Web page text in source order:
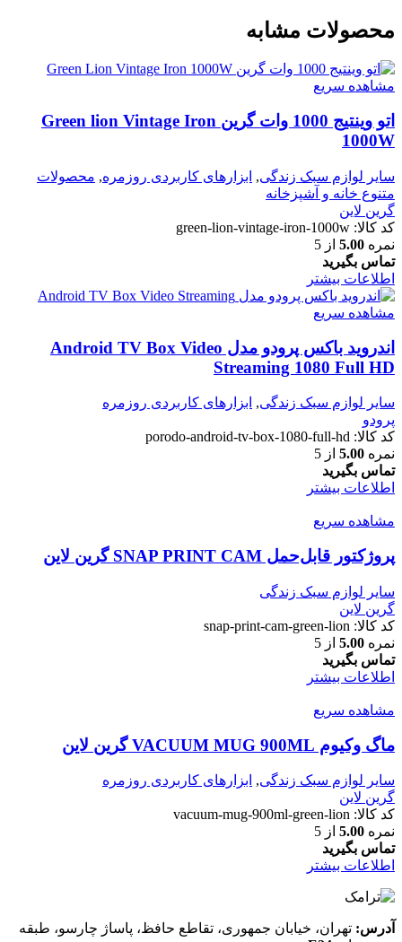
محصولات مشابه
مشاهده سریع
اتو وینتیج 1000 وات گرین Green lion Vintage Iron
1000W
سایر لوازم سبک زندگی, ابزارهای کاربردی روزمره, محصولات
متنوع خانه و آشپزخانه
گرین لاین
کد کالا: green-lion-vintage-iron-1000w
نمره 5.00 از 5
تماس بگیرید
اطلاعات بیشتر
مشاهده سریع
اندروید باکس پرودو مدل Android TV Box Video
Streaming 1080 Full HD
سایر لوازم سبک زندگی, ابزارهای کاربردی روزمره
پرودو
کد کالا: porodo-android-tv-box-1080-full-hd
نمره 5.00 از 5
تماس بگیرید
اطلاعات بیشتر
مشاهده سریع
پروژکتور قابل‌حمل SNAP PRINT CAM گرین لاین
سایر لوازم سبک زندگی
گرین لاین
کد کالا: snap-print-cam-green-lion
نمره 5.00 از 5
تماس بگیرید
اطلاعات بیشتر
مشاهده سریع
ماگ وکیوم VACUUM MUG 900ML گرین لاین
سایر لوازم سبک زندگی, ابزارهای کاربردی روزمره
گرین لاین
کد کالا: vacuum-mug-900ml-green-lion
نمره 5.00 از 5
تماس بگیرید
اطلاعات بیشتر
آدرس: تهران، خیابان جمهوری، تقاطع حافظ، پاساژ چارسو، طبقه